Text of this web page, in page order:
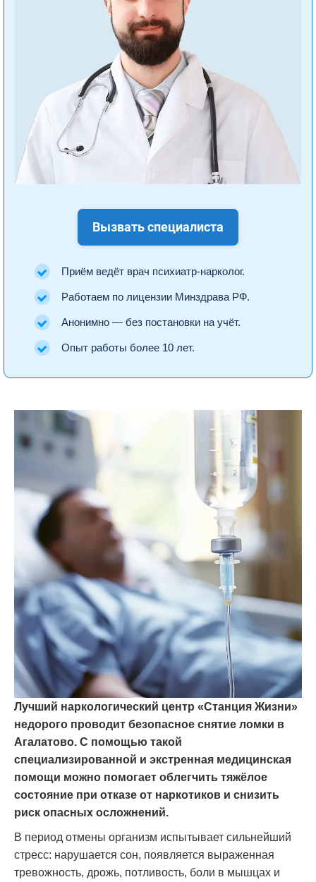
Вызвать специалиста
Приём ведёт врач психиатр-нарколог.
Работаем по лицензии Минздрава РФ.
Анонимно — без постановки на учёт.
Опыт работы более 10 лет.
Лучший наркологический центр «Станция Жизни»
недорого проводит безопасное снятие ломки в
Агалатово. С помощью такой
специализированной и экстренная медицинская
помощи можно помогает облегчить тяжёлое
состояние при отказе от наркотиков и снизить
риск опасных осложнений.
В период отмены организм испытывает сильнейший
стресс: нарушается сон, появляется выраженная
тревожность, дрожь, потливость, боли в мышцах и